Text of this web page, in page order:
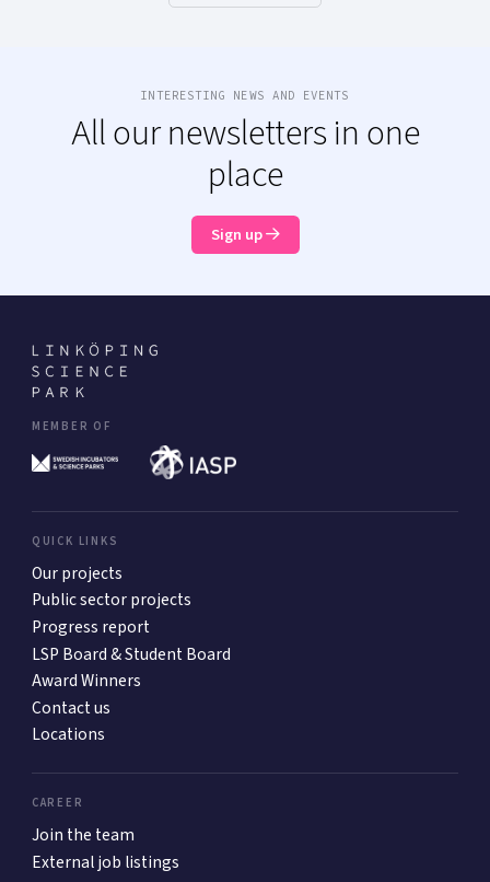
INTERESTING NEWS AND EVENTS
All our newsletters in one
place
Sign up
MEMBER OF
QUICK LINKS
Our projects
Public sector projects
Progress report
LSP Board & Student Board
Award Winners
Contact us
Locations
CAREER
Join the team
External job listings